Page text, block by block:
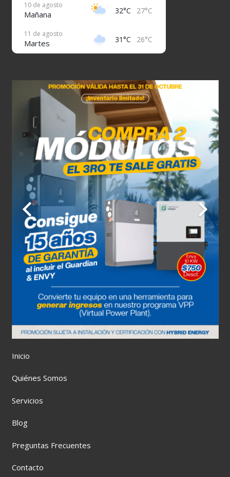
10 de agosto
Mañana 32°C 27°C
11 de agosto
Martes 31°C 26°C
13 de agosto
Jueves 32°C 26°C
14 de agosto
Viernes 31°C 26°C
15 de agosto
Sábado 31°C 27°C
Inicio
Quiénes Somos
Servicios
Blog
Preguntas Frecuentes
Contacto